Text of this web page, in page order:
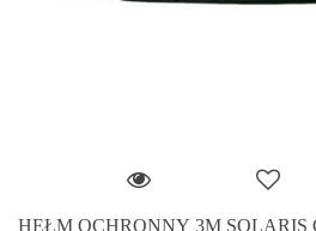
HEŁM OCHRONNY 3M SOLARIS